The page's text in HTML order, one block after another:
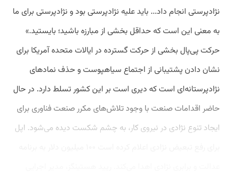
نژادپرستی انجام داد... باید علیه نژادپرستی بود و نژادپرستی برای ما
به معنی این است که حداقل بخشی از مبارزه باشید؛ بایستید.»
حرکت پی‌پال بخشی از حرکت گسترده در ایالات متحده آمریکا برای
نشان دادن پشتیبانی از اجتماع سیاهپوست و حذف نمادهای
نژادپرستانه‌ای است که دیری است بر این کشور تسلط دارد. در حال
حاضر اقدامات صنعت با وجود تلاش‌های مکرر صنعت فناوری برای
ایجاد تنوع نژادی در نیروی کار، به چشم شکست دیده می‌شود. اپل